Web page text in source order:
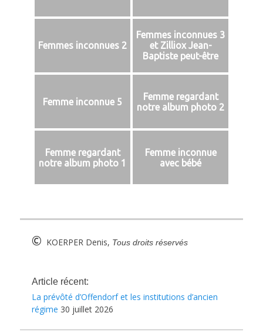
Femmes inconnues 2
Femmes inconnues 3
et Zilliox Jean-
Baptiste peut-être
Femme inconnue 5
Femme regardant
notre album photo 2
Femme regardant
notre album photo 1
Femme inconnue
avec bébé
© KOERPER Denis, Tous droits réservés
Article récent:
La prévôté d’Offendorf et les institutions d’ancien
régime 30 juillet 2026